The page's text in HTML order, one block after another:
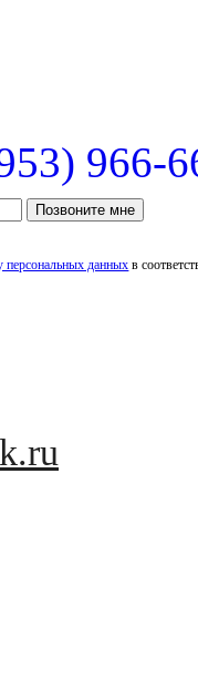
966-
Позвоните мне
персональных данных в